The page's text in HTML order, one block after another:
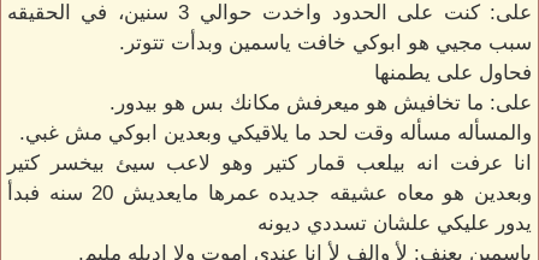
على: كنت على الحدود واخدت حوالي 3 سنين، في الحقيقه
سبب مجيي هو ابوكي خافت ياسمين وبدأت تتوتر.
فحاول على يطمنها
على: ما تخافيش هو ميعرفش مكانك بس هو بيدور.
والمسأله مسأله وقت لحد ما يلاقيكي وبعدين ابوكي مش غبي.
انا عرفت انه بيلعب قمار كتير وهو لاعب سيئ بيخسر كتير
وبعدين هو معاه عشيقه جديده عمرها مايعديش 20 سنه فبدأ
يدور عليكي علشان تسددي ديونه
ياسمين بعنف: لأ والف لأ انا عندي اموت ولا اديله مليم.